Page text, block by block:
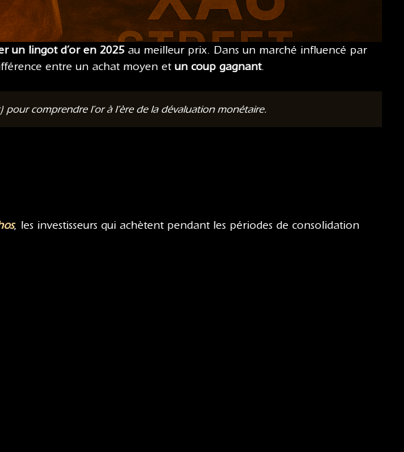
un lingot d’or en 2025 au meilleur prix. Dans un marché influencé par
entre un achat moyen et un coup gagnant.
pour comprendre l’or à l’ère de la dévaluation monétaire.
, les investisseurs qui achètent pendant les périodes de consolidation